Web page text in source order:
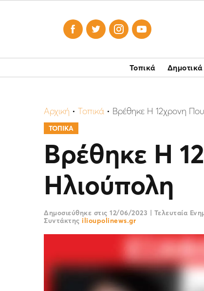
   
Τοπικά Δημοτικά
Αρχική • Τοπικά • Bρέθηκε Η 12χρονη
ΤΟΠΙΚΑ
Bρέθηκε Η
Ηλιούπολη
Δημοσιεύθηκε στις 12/06/2023 | Τελευταία
Συντάκτης ilioupolinews.gr